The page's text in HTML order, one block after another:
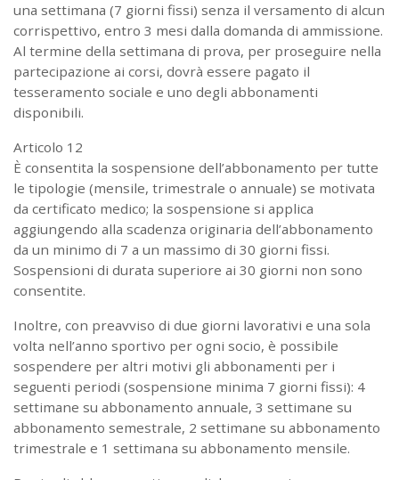
una settimana (7 giorni fissi) senza il versamento di alcun
corrispettivo, entro 3 mesi dalla domanda di ammissione.
Al termine della settimana di prova, per proseguire nella
partecipazione ai corsi, dovrà essere pagato il
tesseramento sociale e uno degli abbonamenti
disponibili.
Articolo 12
È consentita la sospensione dell’abbonamento per tutte
le tipologie (mensile, trimestrale o annuale) se motivata
da certificato medico; la sospensione si applica
aggiungendo alla scadenza originaria dell’abbonamento
da un minimo di 7 a un massimo di 30 giorni fissi.
Sospensioni di durata superiore ai 30 giorni non sono
consentite.
Inoltre, con preavviso di due giorni lavorativi e una sola
volta nell’anno sportivo per ogni socio, è possibile
sospendere per altri motivi gli abbonamenti per i
seguenti periodi (sospensione minima 7 giorni fissi): 4
settimane su abbonamento annuale, 3 settimane su
abbonamento semestrale, 2 settimane su abbonamento
trimestrale e 1 settimana su abbonamento mensile.